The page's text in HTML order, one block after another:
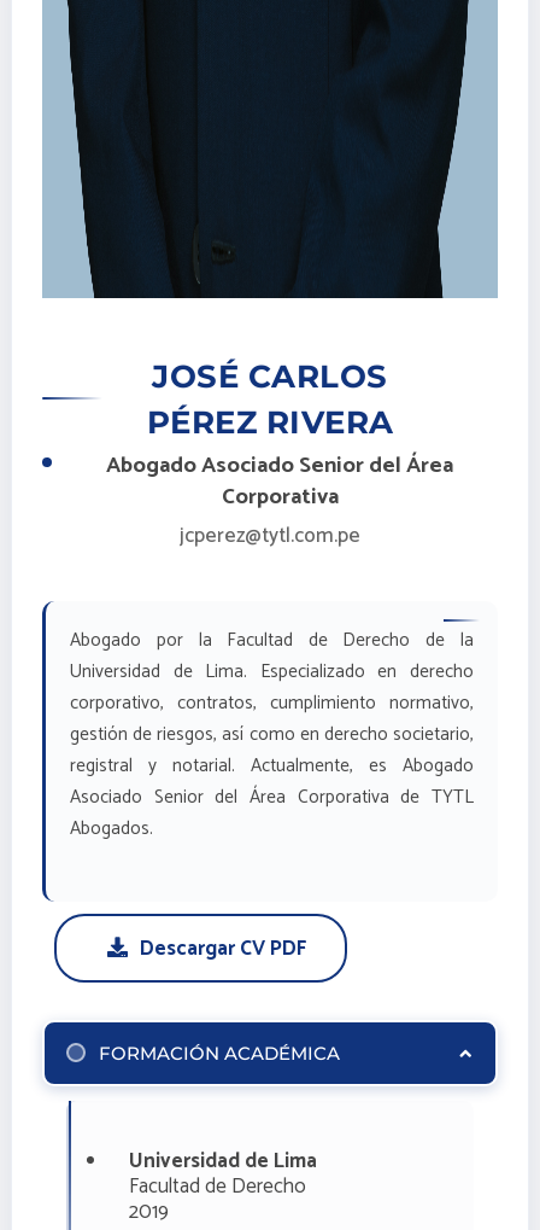
JOSÉ CARLOS
PÉREZ RIVERA
Abogado Asociado Senior del Área
Corporativa
jcperez@tytl.com.pe
Abogado por la Facultad de Derecho de la
Universidad de Lima. Especializado en derecho
corporativo, contratos, cumplimiento normativo,
gestión de riesgos, así como en derecho societario,
registral y notarial. Actualmente, es Abogado
Asociado Senior del Área Corporativa de TYTL
Abogados.
Descargar CV PDF
FORMACIÓN ACADÉMICA
Universidad de Lima
Facultad de Derecho
2019